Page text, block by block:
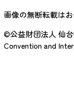
画像の無断転載は
©公益財団法人 仙
Convention and